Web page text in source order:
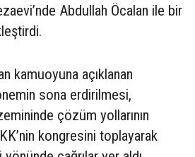
Abdullah Öcalan ile bir
kamuoyuna açıklanan
sona erdirilmesi,
çözüm yollarının
kongresini toplayarak